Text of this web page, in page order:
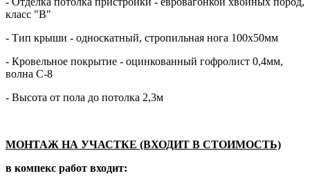
класс "В"
- Тип крыши - односкатный, стропильная нога 100х50мм
- Кровельное покрытие - оцинкованный гофролист 0,4мм,
волна С-8
- Высота от пола до потолка 2,3м
МОНТАЖ НА УЧАСТКЕ (ВХОДИТ В СТОИМОСТЬ)
в компекс работ входит: